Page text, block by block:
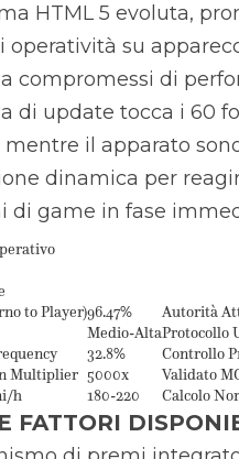
HTML 5 evoluta,
operatività su
compromessi di
di update tocca i 60
mentre il apparato
dinamica per
di game in fase
to Player)96.47%
Autorità
Medio-AltaProtocollo
32.8%
Controllo
Multiplier 5000x
Validato
h
180-220 Calcolo
FATTORI